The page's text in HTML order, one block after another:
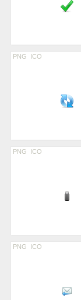
PNG ICO
PNG ICO
PNG ICO